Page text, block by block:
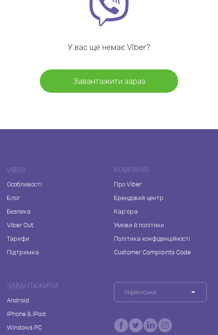
У вас ще немає Viber?
Завантажити зараз
VIBER
Особливості
Блог
Безпека
Viber Out
Тарифи
Підтримка
КОМПАНІЯ
Про Viber
Брендовий центр
Кар'єра
Умови й політики
Політика конфіденційності
Customer Complaints Code
ЗАВАНТАЖИТИ
Android
iPhone & iPad
Windows PC
Українська